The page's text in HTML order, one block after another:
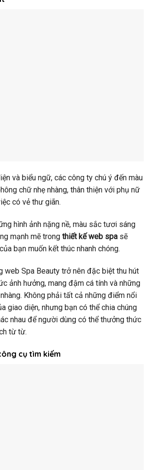
và biểu ngữ, các công ty chú ý đến màu
chữ nhẹ nhàng, thân thiện với phụ nữ
có vẻ thư giãn.
hình ảnh nặng nề, màu sắc tươi sáng
mạnh mẽ trong thiết kế web spa sẽ
bạn muốn kết thúc nhanh chóng.
web Spa Beauty trở nên đặc biệt thu hút
ảnh hưởng, mang đậm cá tính và những
Không phải tất cả những điểm nổi
giao diện, nhưng bạn có thể chia chúng
nhau để người dùng có thể thưởng thức
từ từ.
cụ tìm kiếm